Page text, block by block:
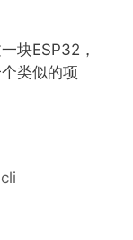
块ESP32，
类似的项